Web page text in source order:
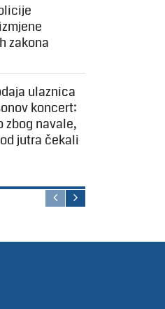
zakona
ulaznica
koncert:
zbog navale,
jutra čekali